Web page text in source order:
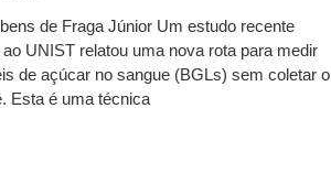
de Fraga Júnior Um estudo recente
ao UNIST relatou uma nova rota para medir
de açúcar no sangue (BGLs) sem coletar o
Esta é uma técnica